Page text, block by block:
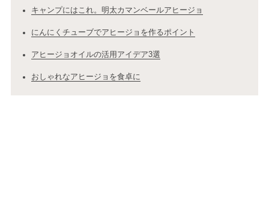
キャンプにはこれ。明太カマンベールアヒージョ
にんにくチューブでアヒージョを作るポイント
アヒージョオイルの活用アイデア3選
おしゃれなアヒージョを食卓に